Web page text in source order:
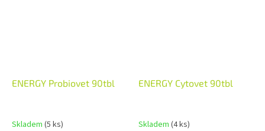
ENERGY Probiovet 90tbl
Skladem (5 ks)
ENERGY Cytovet 90tbl
Skladem (4 ks)